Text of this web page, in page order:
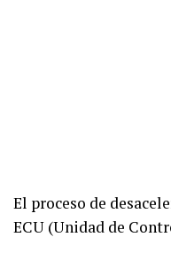
El proceso de
ECU (Unidad de